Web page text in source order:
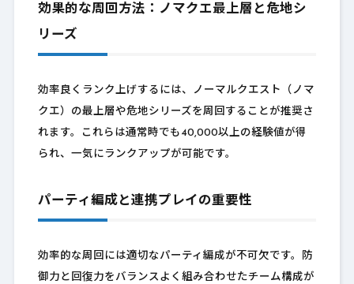
効果的な周回方法：ノマクエ最上層と危地シ
リーズ
効率良くランク上げするには、ノーマルクエスト（ノマ
クエ）の最上層や危地シリーズを周回することが推奨さ
れます。これらは通常時でも40,000以上の経験値が得
られ、一気にランクアップが可能です。
パーティ編成と連携プレイの重要性
効率的な周回には適切なパーティ編成が不可欠です。防
御力と回復力をバランスよく組み合わせたチーム構成が